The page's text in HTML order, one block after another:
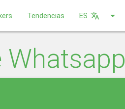
Tendencias ES arrow_drop_down
translate
Whatsapp